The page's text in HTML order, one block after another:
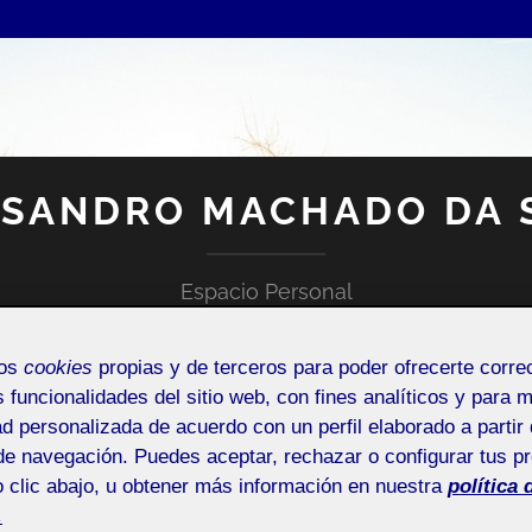
MACHADO DA
Espacio Personal
DE INCIDENCIAS O SUGERENCIAS
cookies propias y de terceros para poder ofrecerte
funcionalidades del sitio web, con fines analíticos y para
personalizada de acuerdo con un perfil elaborado a partir
navegación. Puedes aceptar, rechazar o configurar tus
clic abajo, u obtener más información en nuestra política